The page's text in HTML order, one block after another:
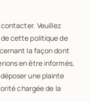
Veuillez
cette politique de
la façon dont
en être informés,
une plainte
chargée de la